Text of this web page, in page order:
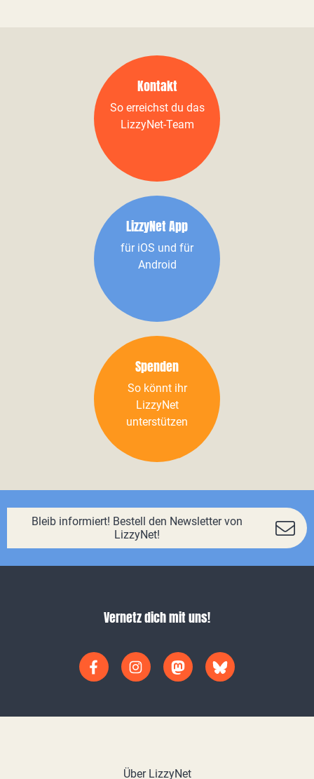
Kontakt
So erreichst du das
LizzyNet-Team
LizzyNet App
für iOS und für
Android
Spenden
So könnt ihr
LizzyNet
unterstützen
Bleib informiert! Bestell den Newsletter von
LizzyNet!
Vernetz dich mit uns!
Über LizzyNet